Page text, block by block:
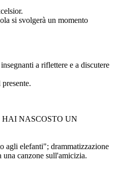
si svolgerà un momento
a riflettere e a discutere
NASCOSTO UN
agli elefanti"; drammatizzazione
canzone sull'amicizia.